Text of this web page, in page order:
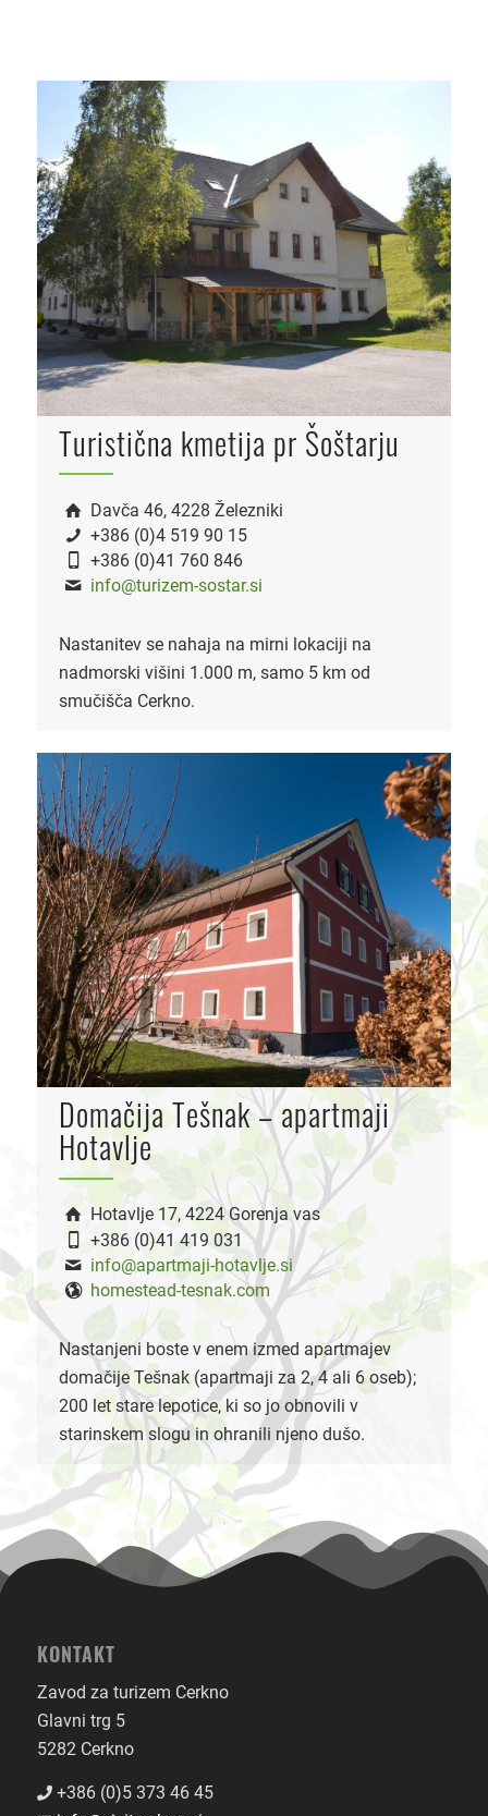
Turistična kmetija pr Šoštarju
Davča 46, 4228 Železniki
+386 (0)4 519 90 15
+386 (0)41 760 846
info@turizem-sostar.si
Nastanitev se nahaja na mirni lokaciji na
nadmorski višini 1.000 m, samo 5 km od
smučišča Cerkno.
Domačija Tešnak – apartmaji
Hotavlje
Hotavlje 17, 4224 Gorenja vas
+386 (0)41 419 031
info@apartmaji-hotavlje.si
homestead-tesnak.com
Nastanjeni boste v enem izmed apartmajev
domačije Tešnak (apartmaji za 2, 4 ali 6 oseb);
200 let stare lepotice, ki so jo obnovili v
starinskem slogu in ohranili njeno dušo.
KONTAKT
Zavod za turizem Cerkno
Glavni trg 5
5282 Cerkno
+386 (0)5 373 46 45